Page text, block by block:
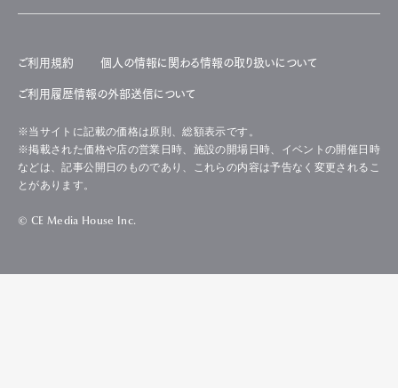
ご利用規約 個人の情報に関わる情報の取り扱いについて
ご利用履歴情報の外部送信について
※当サイトに記載の価格は原則、総額表示です。
※掲載された価格や店の営業日時、施設の開場日時、イベントの開催日時
などは、記事公開日のものであり、これらの内容は予告なく変更されるこ
とがあります。
© CE Media House Inc.